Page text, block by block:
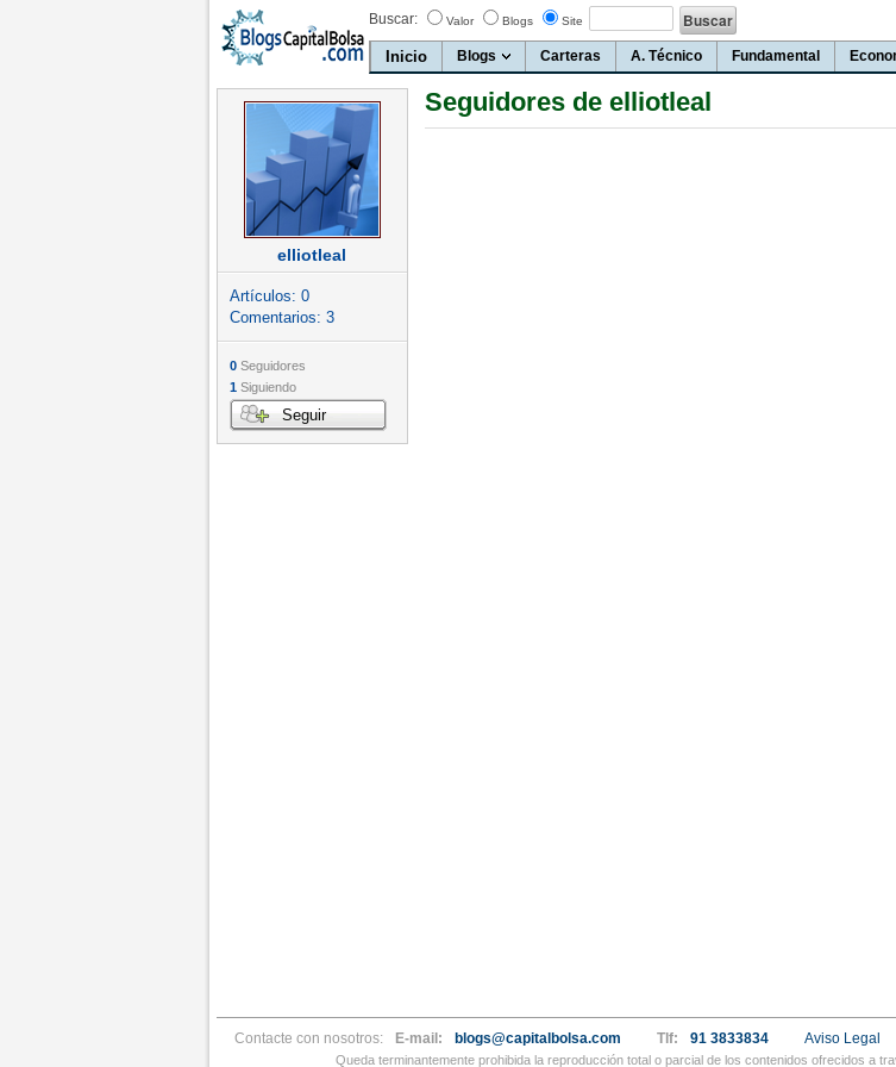
Buscar: Valor Blogs Site
Inicio Blogs Carteras A. Técnico Fundamental
elliotleal
Artículos: 0
Comentarios: 3
0 Seguidores
1 Siguiendo
Seguir
Seguidores de elliotleal
Contacte con nosotros: E-mail: blogs@capitalbolsa.com Tlf: 91 3833834 Aviso Legal
Queda terminantemente prohibida la reproducción total o parcial de los contenidos ofrecidos a